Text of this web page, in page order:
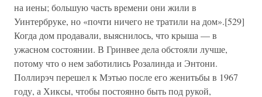
на иены; большую часть времени они жили в
Уинтербруке, но «почти ничего не тратили на дом».[529]
Когда дом продавали, выяснилось, что крыша — в
ужасном состоянии. В Гринвее дела обстояли лучше,
потому что о нем заботились Розалинда и Энтони.
Поллирэч перешел к Мэтью после его женитьбы в 1967
году, а Хиксы, чтобы постоянно быть под рукой,